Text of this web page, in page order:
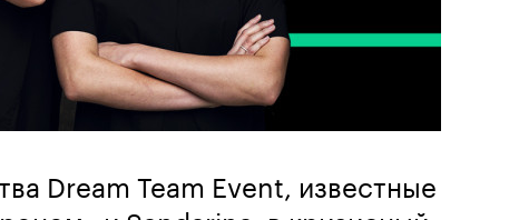
Dream Team Event, известные